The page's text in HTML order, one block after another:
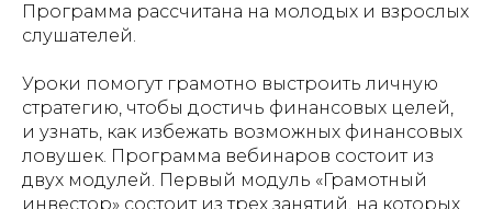
Программа рассчитана на молодых и взрослых
слушателей.
Уроки помогут грамотно выстроить личную
стратегию, чтобы достичь финансовых целей,
и узнать, как избежать возможных финансовых
ловушек. Программа вебинаров состоит из
двух модулей. Первый модуль «Грамотный
инвестор» состоит из трех занятий, на которых